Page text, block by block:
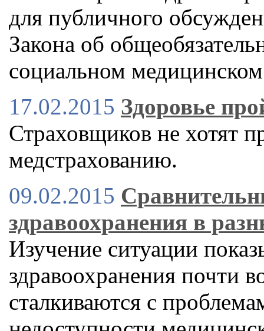
для публичного
Закона об
социальном
17.02.2015 Здоровье
Страховщиков не хотят
медстрахованию.
09.02.2015
здравоохранения в
Изучение ситуации
здравоохранения почти
сталкиваются с